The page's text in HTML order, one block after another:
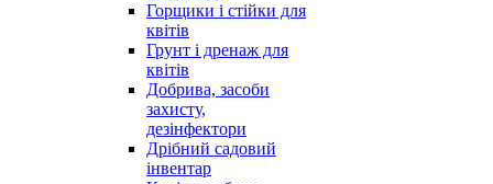
Горщики і стійки для
квітів
Грунт і дренаж для
квітів
Добрива, засоби
захисту,
дезінфектори
Дрібний садовий
інвентар